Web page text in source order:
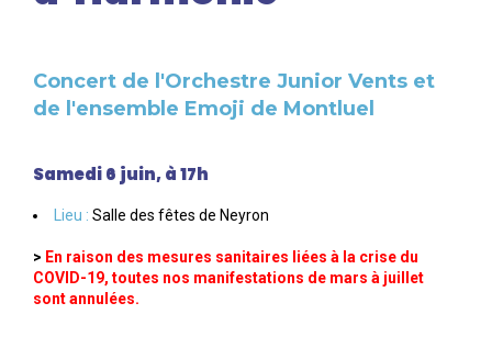
Concert de l'Orchestre Junior Vents et
de l'ensemble Emoji de Montluel
Samedi 6 juin, à 17h
Lieu : Salle des fêtes de Neyron
> En raison des mesures sanitaires liées à la crise du
COVID-19, toutes nos manifestations de mars à juillet
sont annulées.